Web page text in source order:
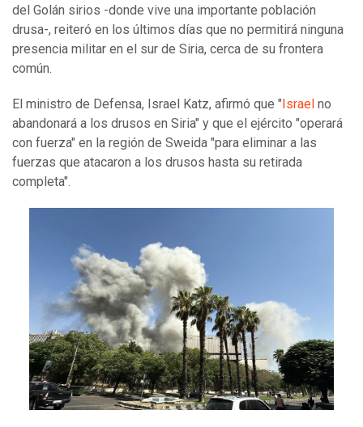
del Golán sirios -donde vive una importante población
drusa-, reiteró en los últimos días que no permitirá ninguna
presencia militar en el sur de Siria, cerca de su frontera
común.
El ministro de Defensa, Israel Katz, afirmó que "Israel no
abandonará a los drusos en Siria" y que el ejército "operará
con fuerza" en la región de Sweida "para eliminar a las
fuerzas que atacaron a los drusos hasta su retirada
completa".